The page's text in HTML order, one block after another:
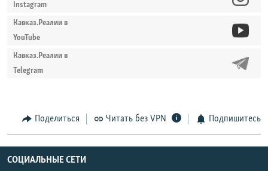
Instagram
Кавказ.Реалии в
YouTube
Кавказ.Реалии в
Telegram
Поделиться Читать без VPN Подпишитесь
СОЦИАЛЬНЫЕ СЕТИ